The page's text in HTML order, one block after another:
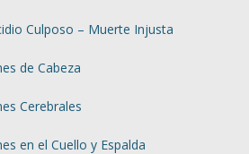
Culposo – Muerte Injusta
de Cabeza
Cerebrales
en el Cuello y Espalda